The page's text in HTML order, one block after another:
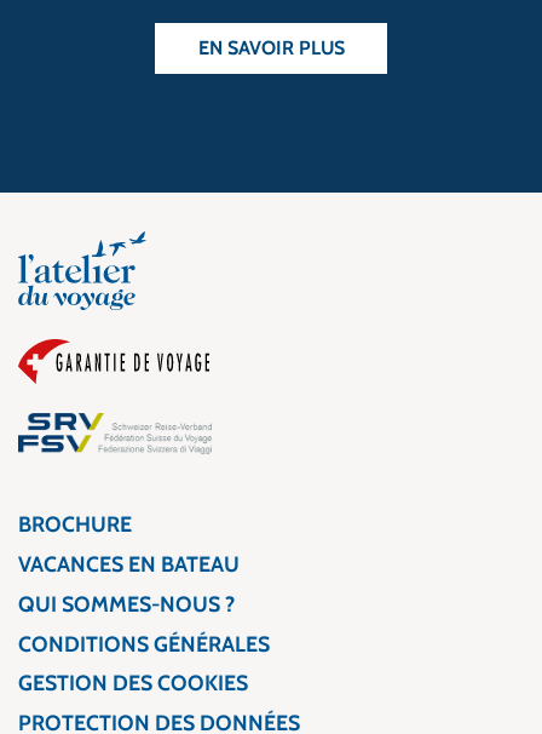
EN SAVOIR PLUS
BROCHURE
VACANCES EN BATEAU
QUI SOMMES-NOUS ?
CONDITIONS GÉNÉRALES
GESTION DES COOKIES
PROTECTION DES DONNÉES